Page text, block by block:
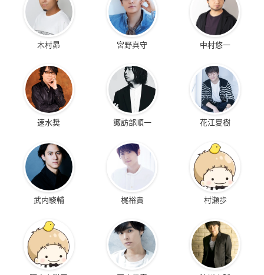
木村昴 宮野真守 中村悠一
速水奨 諏訪部順一 花江夏樹
武内駿輔 梶裕貴 村瀬歩